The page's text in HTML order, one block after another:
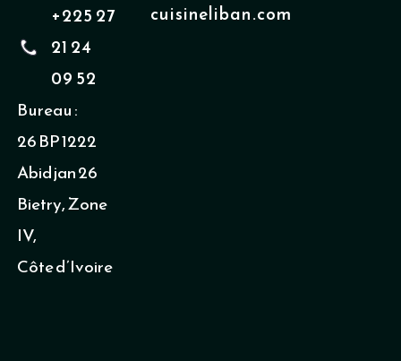
+225 27
21 24
09 52
Bureau :
26 BP 1222
Abidjan 26
Bietry, Zone
IV,
Côte d’Ivoire
cuisineliban.com